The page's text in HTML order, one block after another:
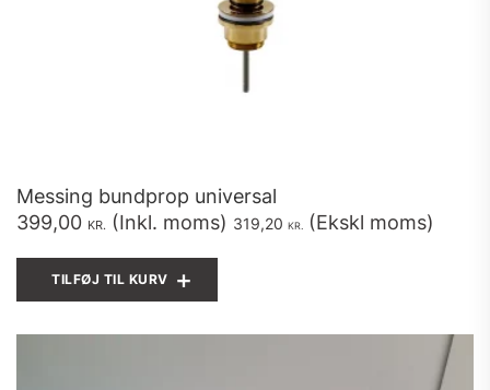
Messing bundprop universal
399,00 KR. (Inkl. moms) 319,20 KR. (Ekskl moms)
TILFØJ TIL KURV